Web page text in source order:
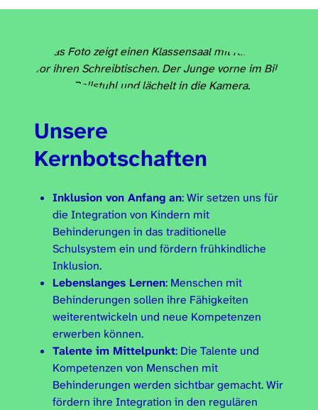
Unsere
Kernbotschaften
Inklusion von Anfang an: Wir setzen uns für
die Integration von Kindern mit
Behinderungen in das traditionelle
Schulsystem ein und fördern frühkindliche
Inklusion.
Lebenslanges Lernen: Menschen mit
Behinderungen sollen ihre Fähigkeiten
weiterentwickeln und neue Kompetenzen
erwerben können.
Talente im Mittelpunkt: Die Talente und
Kompetenzen von Menschen mit
Behinderungen werden sichtbar gemacht. Wir
fördern ihre Integration in den regulären